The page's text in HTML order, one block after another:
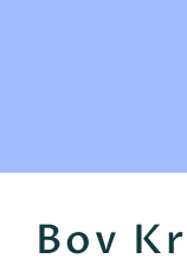
Bov